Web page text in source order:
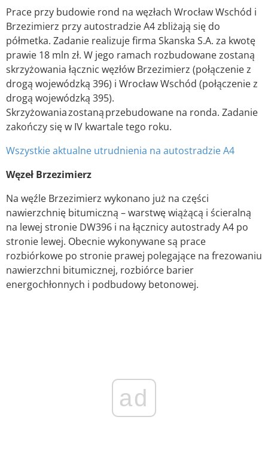
Prace przy budowie rond na węzłach Wrocław Wschód i
Brzezimierz przy autostradzie A4 zbliżają się do
półmetka. Zadanie realizuje firma Skanska S.A. za kwotę
prawie 18 mln zł. W jego ramach rozbudowane zostaną
skrzyżowania łącznic węzłów Brzezimierz (połączenie z
drogą wojewódzką 396) i Wrocław Wschód (połączenie z
drogą wojewódzką 395).
Skrzyżowania zostaną przebudowane na ronda. Zadanie
zakończy się w IV kwartale tego roku.
Wszystkie aktualne utrudnienia na autostradzie A4
Węzeł Brzezimierz
Na węźle Brzezimierz wykonano już na części
nawierzchnię bitumiczną – warstwę wiążącą i ścieralną
na lewej stronie DW396 i na łącznicy autostrady A4 po
stronie lewej. Obecnie wykonywane są prace
rozbiórkowe po stronie prawej polegające na frezowaniu
nawierzchni bitumicznej, rozbiórce barier
energochłonnych i podbudowy betonowej.
ad